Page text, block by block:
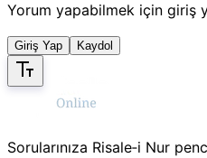
Yorum yapabilmek için giriş
Giriş Yap Kaydol
Sorularınıza Risale‑i Nur